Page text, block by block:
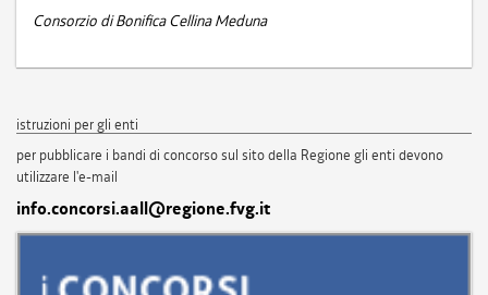
Consorzio di Bonifica Cellina Meduna
istruzioni per gli enti
per pubblicare i bandi di concorso sul sito della Regione gli enti devono
utilizzare l'e-mail
info.concorsi.aall@regione.fvg.it